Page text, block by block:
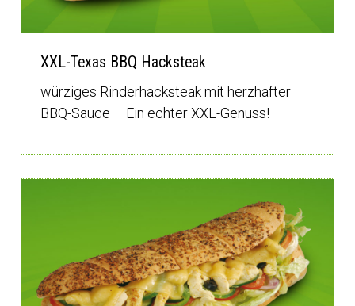
XXL-Texas BBQ Hacksteak
würziges Rinderhacksteak mit herzhafter
BBQ-Sauce – Ein echter XXL-Genuss!